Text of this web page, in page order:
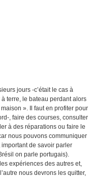
jours -c’était le cas à
terre, le bateau perdant alors
». Il faut en profiter pour
, faire des courses, consulter
à des réparations ou faire le
nous pouvons communiquer
de savoir parler
on parle portugais).
expériences des autres et,
nous devrons les quitter,